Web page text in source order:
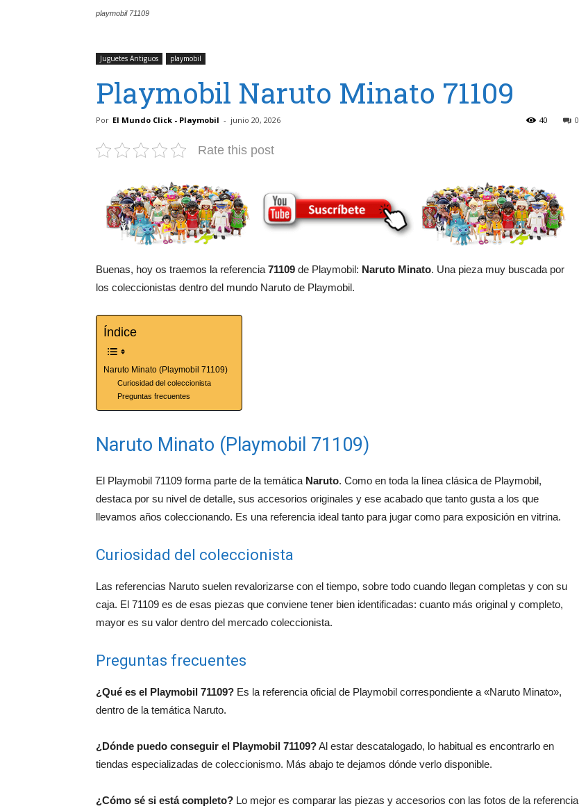
playmobil 71109
Juguetes Antiguos playmobil
Playmobil Naruto Minato 71109
Por El Mundo Click - Playmobil - junio 20, 2026 0
40
Rate this post
Buenas, hoy os traemos la referencia 71109 de Playmobil: Naruto Minato. Una pieza muy buscada por
los coleccionistas dentro del mundo Naruto de Playmobil.
Índice
Naruto Minato (Playmobil 71109)
Curiosidad del coleccionista
Preguntas frecuentes
Naruto Minato (Playmobil 71109)
El Playmobil 71109 forma parte de la temática Naruto. Como en toda la línea clásica de Playmobil,
destaca por su nivel de detalle, sus accesorios originales y ese acabado que tanto gusta a los que
llevamos años coleccionando. Es una referencia ideal tanto para jugar como para exposición en vitrina.
Curiosidad del coleccionista
Las referencias Naruto suelen revalorizarse con el tiempo, sobre todo cuando llegan completas y con su
caja. El 71109 es de esas piezas que conviene tener bien identificadas: cuanto más original y completo,
mayor es su valor dentro del mercado coleccionista.
Preguntas frecuentes
¿Qué es el Playmobil 71109? Es la referencia oficial de Playmobil correspondiente a «Naruto Minato»,
dentro de la temática Naruto.
¿Dónde puedo conseguir el Playmobil 71109?Al estar descatalogado, lo habitual es encontrarlo en
tiendas especializadas de coleccionismo. Más abajo te dejamos dónde verlo disponible.
¿Cómo sé si está completo? Lo mejor es comparar las piezas y accesorios con las fotos de la referencia